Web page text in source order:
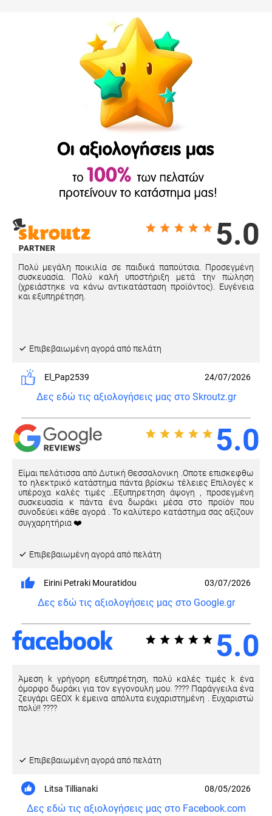
5.0
Πολύ μεγάλη ποικιλία σε παιδικά παπούτσια. Προσεγμένη
συσκευασία. Πολύ καλή υποστήριξη μετά την πώληση
(χρειάστηκε να κάνω αντικατάσταση προϊόντος). Ευγένεια
και εξυπηρέτηση.
Eπιβεβαιωμένη αγορά από πελάτη
El_Pap2539 24/07/2026
Δες εδώ τις αξιολογήσεις μας στο Skroutz.gr
5.0
Είμαι πελάτισσα από Δυτική Θεσσαλονικη .Οποτε επισκεφθω
το ηλεκτρικό κατάστημα πάντα βρίσκω τέλειες Επιλογές κ
υπέροχα καλές τιμές ..Εξυπηρετηση άψογη , προσεγμένη
συσκευασία κ πάντα ένα δωράκι μέσα στο προϊόν που
συνοδεύει κάθε αγορά . Το καλύτερο κατάστημα σας αξίζουν
συγχαρητήρια ❤️
Eπιβεβαιωμένη αγορά από πελάτη
Eirini Petraki Mouratidou 03/07/2026
Δες εδώ τις αξιολογήσεις μας στο Google.gr
5.0
Άμεση k γρήγορη εξυπηρέτηση, πολύ καλές τιμές k ένα
όμορφο δωράκι για τον εγγονουλη μου. ???? Παράγγειλα ένα
ζευγάρι GEOX k έμεινα απόλυτα ευχαριστημένη . Ευχαριστώ
πολύ!! ????
Eπιβεβαιωμένη αγορά από πελάτη
Litsa Tillianaki 08/05/2026
Δες εδώ τις αξιολογήσεις μας στο Facebook.com